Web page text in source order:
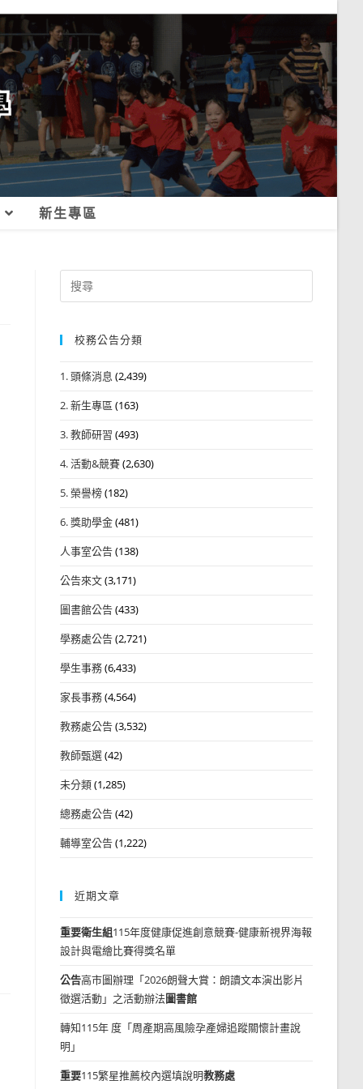
新生專區
Search
for:
校務公告分類
1. 頭條消息 (2,439)
2. 新生專區 (163)
3. 教師研習 (493)
4. 活動&競賽(2,630)
5. 榮譽榜(182)
6. 獎助學金(481)
人事室公告(138)
公告來文(3,171)
圖書館公告(433)
學務處公告(2,721)
學生事務(6,433)
家長事務(4,564)
教務處公告(3,532)
教師甄選(42)
未分類(1,285)
總務處公告(42)
輔導室公告(1,222)
近期文章
重要衛生組115年度健康促進創意競賽-健康新視界海報
設計與電繪比賽得獎名單
公告高市圖辦理「2026朗聲大賞：朗讀文本演出影片
徵選活動」之活動辦法圖書館
轉知115年 度「周產期高風險孕產婦追蹤關懷計畫說
明」
重要115繁星推薦校內選填說明教務處